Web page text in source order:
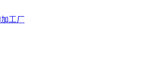
工厂